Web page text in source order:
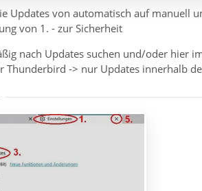
32 Bit (x86)
Files (x86)\Mozilla
-ProfileManager -
Thunderbird 32 Bit (x86)
Files\Mozilla
-ProfileManager -
Updates von automatisch auf manuell
von 1. - zur Sicherheit
nach Updates suchen und/oder hier
Thunderbird -> nur Updates innerhalb